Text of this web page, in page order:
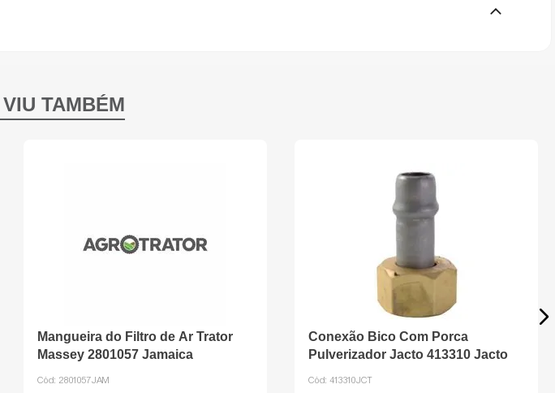
Mangueira do Filtro de Ar Trator
Massey 2801057 Jamaica
Cód: 2801057JAM
Conexão Bico Com Porca
Pulverizador Jacto 413310 Jacto
Cód:413310JCT